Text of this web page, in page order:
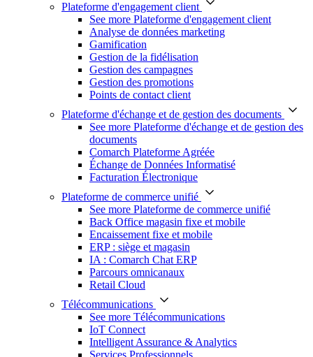
Plateforme d'engagement client
See more Plateforme d'engagement client
Analyse de données marketing
Gamification
Gestion de la fidélisation
Gestion des campagnes
Gestion des promotions
Points de contact client
Plateforme d'échange et de gestion des documents
See more Plateforme d'échange et de gestion des
documents
Comarch Plateforme Agréée
Échange de Données Informatisé
Facturation Électronique
Plateforme de commerce unifié
See more Plateforme de commerce unifié
Back Office magasin fixe et mobile
Encaissement fixe et mobile
ERP : siège et magasin
IA : Comarch Chat ERP
Parcours omnicanaux
Retail Cloud
Télécommunications
See more Télécommunications
IoT Connect
Intelligent Assurance & Analytics
Services Professionnels